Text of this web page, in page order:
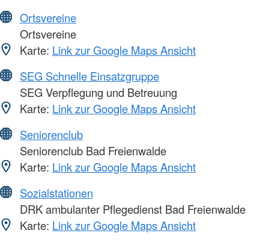
Ortsvereine
Ortsvereine
Karte: Link zur Google Maps Ansicht
SEG Schnelle Einsatzgruppe
SEG Verpflegung und Betreuung
Karte: Link zur Google Maps Ansicht
Seniorenclub
Seniorenclub Bad Freienwalde
Karte: Link zur Google Maps Ansicht
Sozialstationen
DRK ambulanter Pflegedienst Bad Freienwalde
Karte: Link zur Google Maps Ansicht